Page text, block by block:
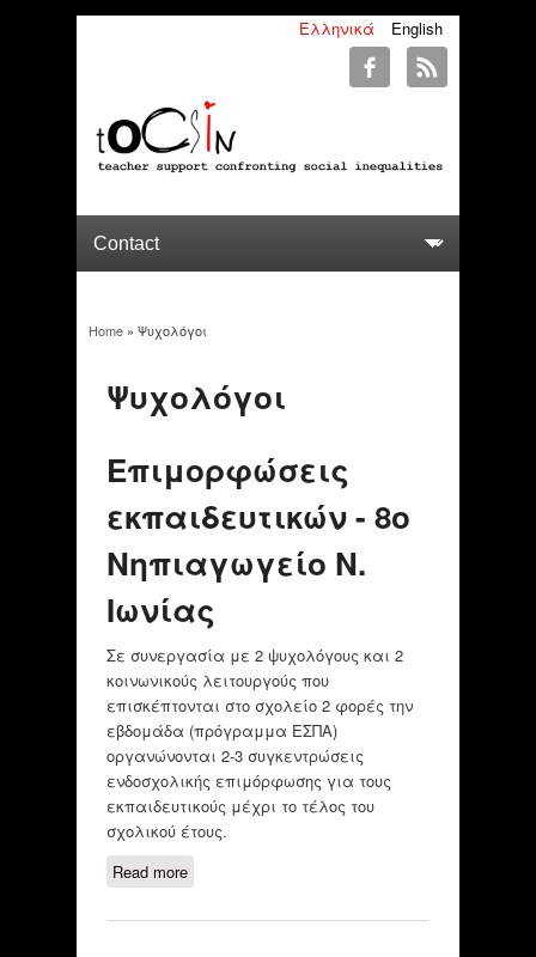
English
Ελληνικά
You are here
Home» Ψυχολόγοι
Ψυχολόγοι
Επιμορφώσεις
εκπαιδευτικών - 8ο
Νηπιαγωγείο Ν.
Ιωνίας
Σε συνεργασία με 2 ψυχολόγους και 2
κοινωνικούς λειτουργούς που
επισκέπτονται στο σχολείο 2 φορές την
εβδομάδα (πρόγραμμα ΕΣΠΑ)
οργανώνονται 2-3 συγκεντρώσεις
ενδοσχολικής επιμόρφωσης για τους
εκπαιδευτικούς μέχρι το τέλος του
σχολικού έτους.
Read moreabout Επιμορφώσεις
Ν. Ιωνίας